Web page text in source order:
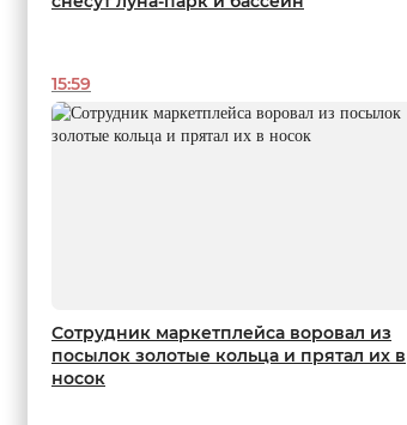
15:59
Сотрудник маркетплейса воровал из
посылок золотые кольца и прятал их в
носок